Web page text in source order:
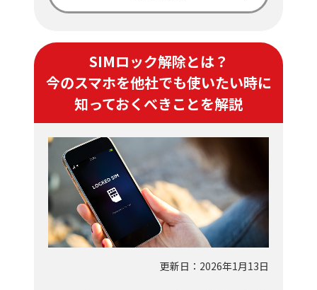
SIMロック解除とは？
今のスマホを他社でも使いたい時に
知っておくべきことを解説
更新日：2026年1月13日